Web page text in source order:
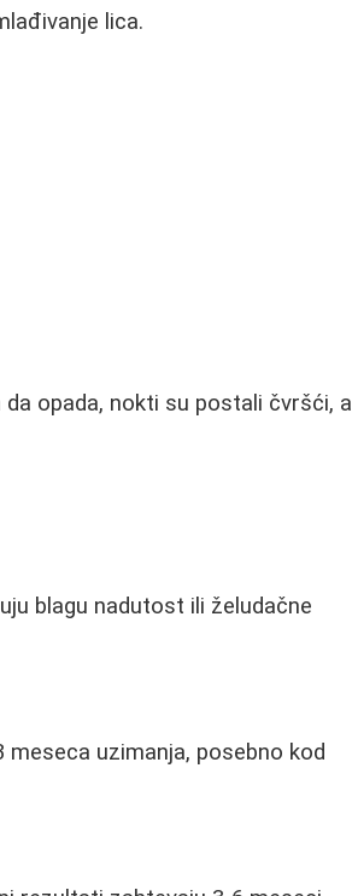
lica.
opada, nokti su postali čvršći, a
blagu nadutost ili želudačne
uzimanja, posebno kod